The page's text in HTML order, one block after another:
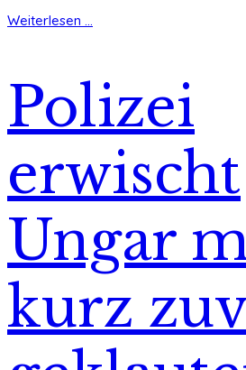
Weiterlesen ...
Polizei
erwischt
Ungar
kurz